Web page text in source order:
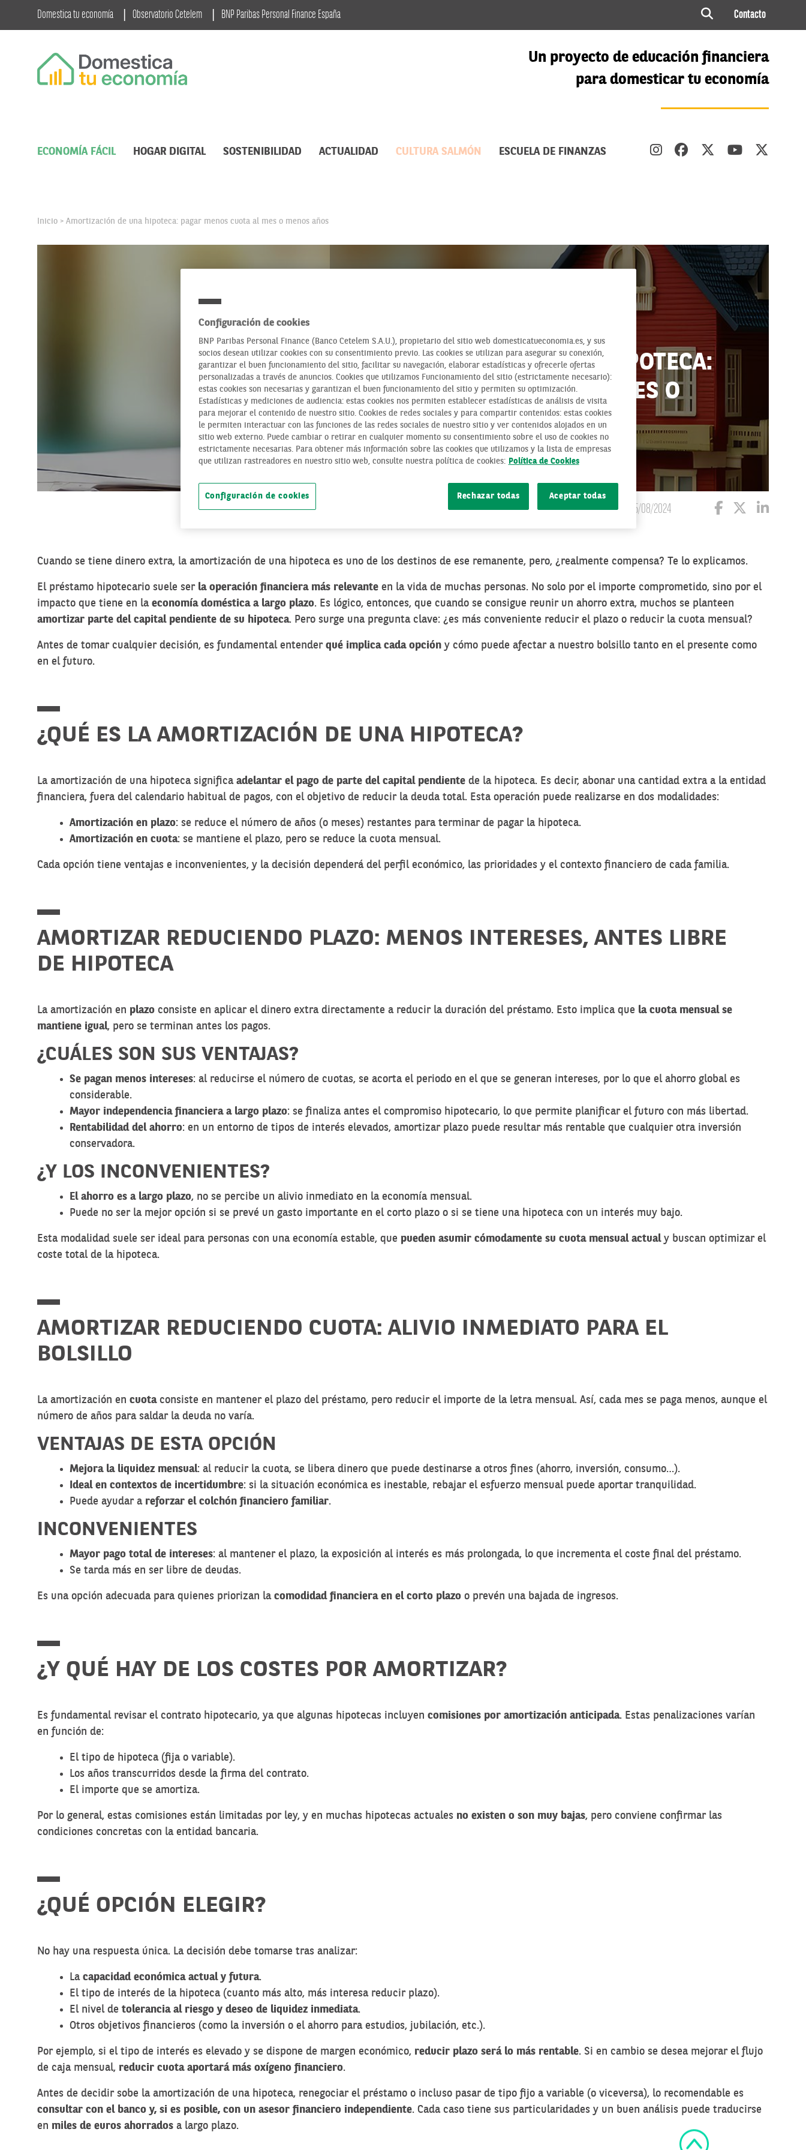
Domestica tu economía Observatorio Cetelem BNP Paribas Personal Finance España Contacto
Un proyecto de educación financiera
para domesticar tu economía
ECONOMÍA FÁCIL HOGAR DIGITAL SOSTENIBILIDAD ACTUALIDAD CULTURA SALMÓN ESCUELA DE FINANZAS
Inicio > Amortización de una hipoteca: pagar menos cuota al mes o menos años
AMORTIZACIÓN DE UNA HIPOTECA:
PAGAR MENOS CUOTA AL MES O
MENOS AÑOS
ECONOMÍA FÁCIL CRÉDITO HIPOTECA
05/08/2024
Cuando se tiene dinero extra, la amortización de una hipoteca es uno de los destinos de ese remanente, pero, ¿realmente compensa? Te lo explicamos.
El préstamo hipotecario suele ser la operación financiera más relevante en la vida de muchas personas. No solo por el importe comprometido, sino por el
impacto que tiene en la economía doméstica a largo plazo. Es lógico, entonces, que cuando se consigue reunir un ahorro extra, muchos se planteen
amortizar parte del capital pendiente de su hipoteca. Pero surge una pregunta clave: ¿es más conveniente reducir el plazo o reducir la cuota mensual?
Antes de tomar cualquier decisión, es fundamental entender qué implica cada opción y cómo puede afectar a nuestro bolsillo tanto en el presente como
en el futuro.
¿QUÉ ES LA AMORTIZACIÓN DE UNA HIPOTECA?
La amortización de una hipoteca significa adelantar el pago de parte del capital pendiente de la hipoteca. Es decir, abonar una cantidad extra a la entidad
financiera, fuera del calendario habitual de pagos, con el objetivo de reducir la deuda total. Esta operación puede realizarse en dos modalidades:
Amortización en plazo: se reduce el número de años (o meses) restantes para terminar de pagar la hipoteca.
Amortización en cuota: se mantiene el plazo, pero se reduce la cuota mensual.
Cada opción tiene ventajas e inconvenientes, y la decisión dependerá del perfil económico, las prioridades y el contexto financiero de cada familia.
AMORTIZAR REDUCIENDO PLAZO: MENOS INTERESES, ANTES LIBRE
DE HIPOTECA
La amortización en plazo consiste en aplicar el dinero extra directamente a reducir la duración del préstamo. Esto implica que la cuota mensual se
mantiene igual, pero se terminan antes los pagos.
¿CUÁLES SON SUS VENTAJAS?
Se pagan menos intereses: al reducirse el número de cuotas, se acorta el periodo en el que se generan intereses, por lo que el ahorro global es
considerable.
Mayor independencia financiera a largo plazo: se finaliza antes el compromiso hipotecario, lo que permite planificar el futuro con más libertad.
Rentabilidad del ahorro: en un entorno de tipos de interés elevados, amortizar plazo puede resultar más rentable que cualquier otra inversión
conservadora.
¿Y LOS INCONVENIENTES?
El ahorro es a largo plazo, no se percibe un alivio inmediato en la economía mensual.
Puede no ser la mejor opción si se prevé un gasto importante en el corto plazo o si se tiene una hipoteca con un interés muy bajo.
Esta modalidad suele ser ideal para personas con una economía estable, que pueden asumir cómodamente su cuota mensual actualy buscan optimizar el
coste total de la hipoteca.
AMORTIZAR REDUCIENDO CUOTA: ALIVIO INMEDIATO PARA EL
BOLSILLO
La amortización en cuotaconsiste en mantener el plazo del préstamo, pero reducir el importe de la letra mensual. Así, cada mes se paga menos, aunque el
número de años para saldar la deuda no varía.
VENTAJAS DE ESTA OPCIÓN
Mejora la liquidez mensual: al reducir la cuota, se libera dinero que puede destinarse a otros fines (ahorro, inversión, consumo…).
Ideal en contextos de incertidumbre: si la situación económica es inestable, rebajar el esfuerzo mensual puede aportar tranquilidad.
Puede ayudar a reforzar el colchón financiero familiar.
INCONVENIENTES
Mayor pago total de intereses: al mantener el plazo, la exposición al interés es más prolongada, lo que incrementa el coste final del préstamo.
Se tarda más en ser libre de deudas.
Es una opción adecuada para quienes priorizan la comodidad financiera en el corto plazo o prevén una bajada de ingresos.
¿Y QUÉ HAY DE LOS COSTES POR AMORTIZAR?
Es fundamental revisar el contrato hipotecario, ya que algunas hipotecas incluyen comisiones por amortización anticipada. Estas penalizaciones varían
en función de:
El tipo de hipoteca (fija o variable).
Los años transcurridos desde la firma del contrato.
El importe que se amortiza.
Por lo general, estas comisiones están limitadas por ley, y en muchas hipotecas actuales no existen o son muy bajas, pero conviene confirmar las
condiciones concretas con la entidad bancaria.
¿QUÉ OPCIÓN ELEGIR?
No hay una respuesta única. La decisión debe tomarse tras analizar:
La capacidad económica actual y futura.
El tipo de interés de la hipoteca (cuanto más alto, más interesa reducir plazo).
El nivel de tolerancia al riesgo y deseo de liquidez inmediata.
Otros objetivos financieros (como la inversión o el ahorro para estudios, jubilación, etc.).
Por ejemplo, si el tipo de interés es elevado y se dispone de margen económico, reducir plazo será lo más rentable. Si en cambio se desea mejorar el flujo
de caja mensual, reducir cuota aportará más oxígeno financiero.
Antes de decidir sobe la amortización de una hipoteca, renegociar el préstamo o incluso pasar de tipo fijo a variable (o viceversa), lo recomendable es
consultar con el banco y, si es posible, con un asesor financiero independiente. Cada caso tiene sus particularidades y un buen análisis puede traducirse
en miles de euros ahorrados a largo plazo.
Configuración de cookies
BNP Paribas Personal Finance (Banco Cetelem S.A.U.), propietario del sitio web domesticatueconomia.es, y sus
socios desean utilizar cookies con su consentimiento previo. Las cookies se utilizan para asegurar su conexión,
garantizar el buen funcionamiento del sitio, facilitar su navegación, elaborar estadísticas y ofrecerle ofertas
personalizadas a través de anuncios. Cookies que utilizamos Funcionamiento del sitio (estrictamente necesario):
estas cookies son necesarias y garantizan el buen funcionamiento del sitio y permiten su optimización.
Estadísticas y mediciones de audiencia: estas cookies nos permiten establecer estadísticas de análisis de visita
para mejorar el contenido de nuestro sitio. Cookies de redes sociales y para compartir contenidos: estas cookies
le permiten interactuar con las funciones de las redes sociales de nuestro sitio y ver contenidos alojados en un
sitio web externo. Puede cambiar o retirar en cualquier momento su consentimiento sobre el uso de cookies no
estrictamente necesarias. Para obtener más información sobre las cookies que utilizamos y la lista de empresas
que utilizan rastreadores en nuestro sitio web, consulte nuestra política de cookies:
Política de Cookies
Configuración de cookies Rechazar todas Aceptar todas